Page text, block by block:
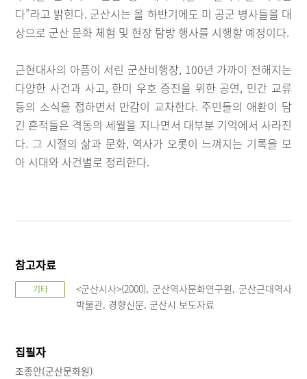
다”라고 밝힌다. 군산시는 올 하반기에도 미 공군 병사들을 대
상으로 군산 문화 체험 및 현장 탐방 행사를 시행할 예정이다.
근현대사의 아픔이 서린 군산비행장, 100년 가까이 전해지는
다양한 사건과 사고, 한미 우호 증진을 위한 공연, 민간 교류
등의 소식을 접하면서 만감이 교차한다. 주민들의 애환이 담
긴 흔적들은 격동의 세월을 지나면서 대부분 기억에서 사라진
다. 그 시절의 삶과 문화, 역사가 오롯이 느껴지는 기록을 모
아 시대와 사건별로 정리한다.
참고자료
기타
<군산시사>(2000), 군산역사문화연구원, 군산근대역사
박물관, 경향신문, 군산시 보도자료
집필자
조종안(군산문화원)